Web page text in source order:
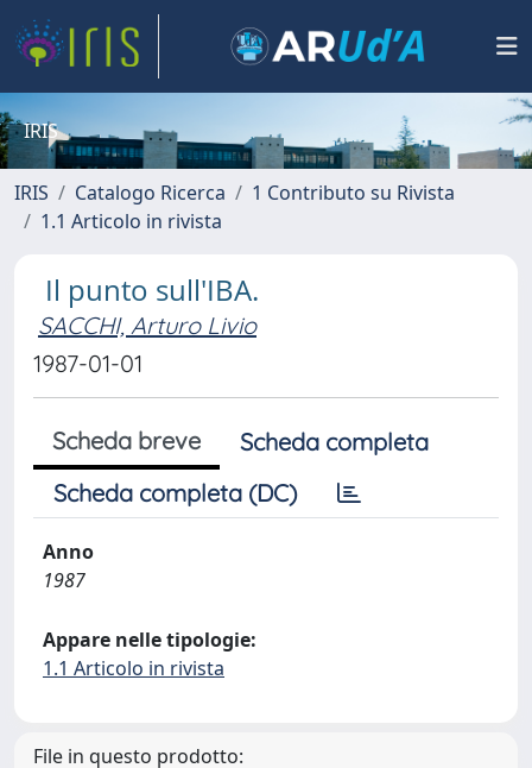
IRIS
IRIS Catalogo Ricerca
1 Contributo su Rivista
1.1 Articolo in rivista
Il punto sull'IBA.
SACCHI, Arturo Livio
1987-01-01
Scheda breve
Scheda completa
Scheda completa (DC)
Anno
1987
Appare nelle tipologie:
1.1 Articolo in rivista
File in questo prodotto: